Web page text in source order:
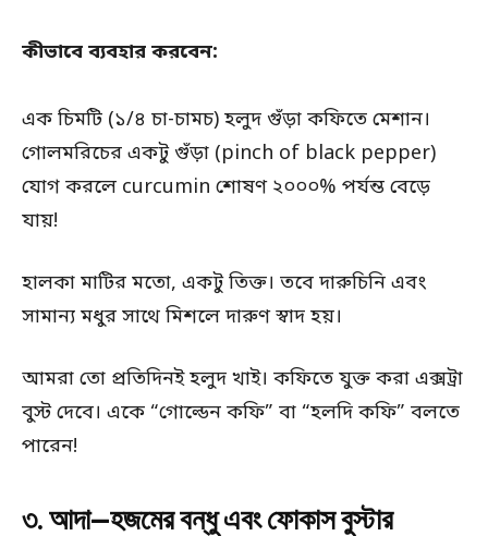
কীভাবে ব্যবহার করবেন:
এক চিমটি (১/৪ চা-চামচ) হলুদ গুঁড়া কফিতে মেশান।
গোলমরিচের একটু গুঁড়া (pinch of black pepper)
যোগ করলে curcumin শোষণ ২০০০% পর্যন্ত বেড়ে
যায়!
হালকা মাটির মতো, একটু তিক্ত। তবে দারুচিনি এবং
সামান্য মধুর সাথে মিশলে দারুণ স্বাদ হয়।
আমরা তো প্রতিদিনই হলুদ খাই। কফিতে যুক্ত করা এক্সট্রা
বুস্ট দেবে। একে “গোল্ডেন কফি” বা “হলদি কফি” বলতে
পারেন!
৩. আদা—হজমের বন্ধু এবং ফোকাস বুস্টার